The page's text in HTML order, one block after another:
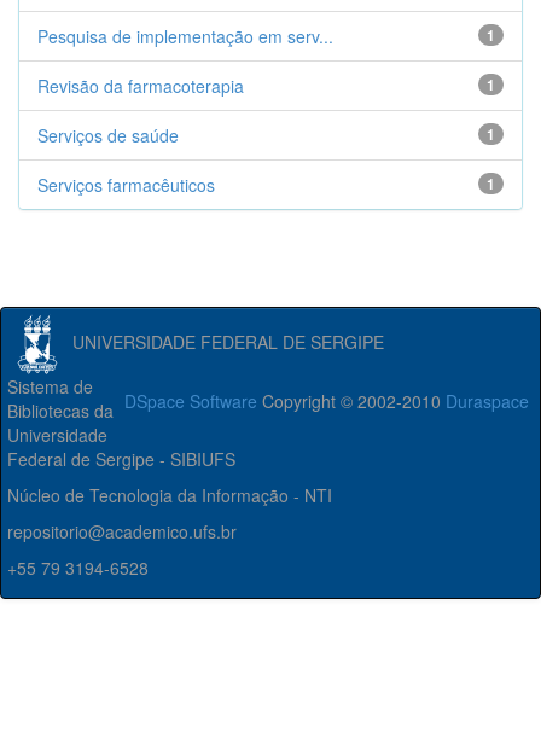
1
Pesquisa de implementação em serv...
1
Revisão da farmacoterapia
1
Serviços de saúde
1
Serviços farmacêuticos
UNIVERSIDADE FEDERAL DE SERGIPE
DSpace Software Copyright © 2002-2010 Duraspace
Sistema de
Bibliotecas da
Universidade
Federal de Sergipe - SIBIUFS
Núcleo de Tecnologia da Informação - NTI
repositorio@academico.ufs.br
+55 79 3194-6528